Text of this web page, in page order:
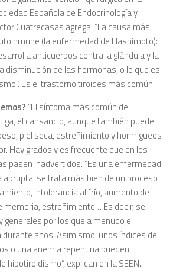
Española de Endocrinología y
Cuatrecasas agrega: “La causa más
(la enfermedad de Hashimoto):
anticuerpos contra la glándula y Ia
disminución de las hormonas, o lo que es
Es el trastorno tiroides más común.
“EI síntoma más común del
el cansancio, aunque también puede
piel seca, estreñimiento y hormigueos
Hay grados y es frecuente que en los
pasen inadvertidos. “Es una enfermedad
abrupta: se trata más bien de un proceso
intolerancia al frío, aumento de
memoria, estreñimiento… Es decir, se
por los que a menudo el
años. Asimismo, unos índices de
o una anemia repentina pueden
hipotiroidismo”, explican en la SEEN.